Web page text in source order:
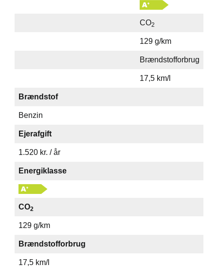
CO2
129 g/km
Brændstofforbrug
17,5 km/l
Brændstof
Benzin
Ejerafgift
1.520 kr. / år
Energiklasse
CO2
129 g/km
Brændstofforbrug
17,5 km/l